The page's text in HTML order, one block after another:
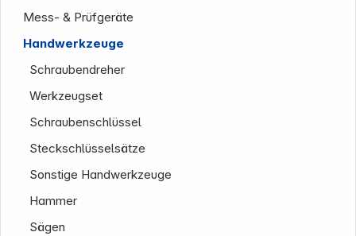
Mess- & Prüfgeräte
Handwerkzeuge
Schraubendreher
Werkzeugset
Schraubenschlüssel
Steckschlüsselsätze
Sonstige Handwerkzeuge
Hammer
Sägen
Service